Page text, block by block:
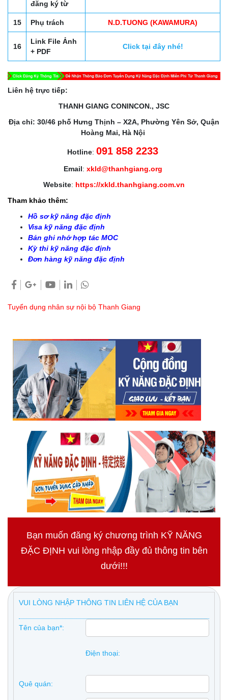
đăng ký từ
15 Phụ trách N.D.TUONG (KAWAMURA)
16
Link File Ảnh
+ PDF
Click tại đây nhé!
Liên hệ trực tiếp:
THANH GIANG CONINCON., JSC
Địa chỉ: 30/46 phố Hưng Thịnh – X2A, Phường Yên Sở, Quận
Hoàng Mai, Hà Nội
Hotline: 091 858 2233
Email: xkld@thanhgiang.org
Website: https://xkld.thanhgiang.com.vn
Tham khảo thêm:
Hồ sơ kỹ năng đặc định
Visa kỹ năng đặc định
Bản ghi nhớ hợp tác MOC
Kỳ thi kỹ năng đặc định
Đơn hàng kỹ năng đặc định
Tuyển dụng nhân sự nội bộ Thanh Giang
Bạn muốn đăng ký chương trình KỸ NĂNG
ĐẶC ĐỊNH vui lòng nhập đầy đủ thông tin bên
dưới!!!
VUI LÒNG NHẬP THÔNG TIN LIÊN HỆ CỦA BẠN
Tên của bạn*:
Điện thoại:
Quê quán: